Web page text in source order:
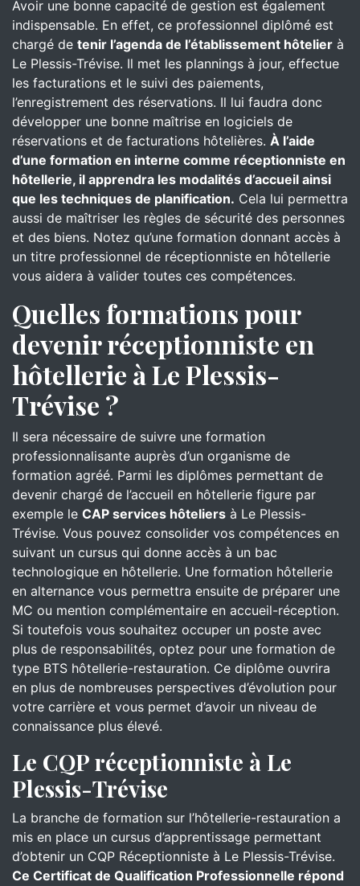
Avoir une bonne capacité de gestion est également
indispensable. En effet, ce professionnel diplômé est
chargé de tenir l’agenda de l’établissement hôtelier à
Le Plessis-Trévise. Il met les plannings à jour, effectue
les facturations et le suivi des paiements,
l’enregistrement des réservations. Il lui faudra donc
développer une bonne maîtrise en logiciels de
réservations et de facturations hôtelières. À l’aide
d’une formation en interne comme réceptionniste en
hôtellerie, il apprendra les modalités d’accueil ainsi
que les techniques de planification. Cela lui permettra
aussi de maîtriser les règles de sécurité des personnes
et des biens. Notez qu’une formation donnant accès à
un titre professionnel de réceptionniste en hôtellerie
vous aidera à valider toutes ces compétences.
Quelles formations pour
devenir réceptionniste en
hôtellerie à Le Plessis-
Trévise ?
Il sera nécessaire de suivre une formation
professionnalisante auprès d’un organisme de
formation agréé. Parmi les diplômes permettant de
devenir chargé de l’accueil en hôtellerie figure par
exemple le CAP services hôteliers à Le Plessis-
Trévise. Vous pouvez consolider vos compétences en
suivant un cursus qui donne accès à un bac
technologique en hôtellerie. Une formation hôtellerie
en alternance vous permettra ensuite de préparer une
MC ou mention complémentaire en accueil-réception.
Si toutefois vous souhaitez occuper un poste avec
plus de responsabilités, optez pour une formation de
type BTS hôtellerie-restauration. Ce diplôme ouvrira
en plus de nombreuses perspectives d’évolution pour
votre carrière et vous permet d’avoir un niveau de
connaissance plus élevé.
Le CQP réceptionniste à Le
Plessis-Trévise
La branche de formation sur l’hôtellerie-restauration a
mis en place un cursus d’apprentissage permettant
d’obtenir un CQP Réceptionniste à Le Plessis-Trévise.
Ce Certificat de Qualification Professionnelle répond